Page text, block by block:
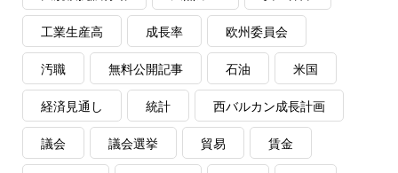
工業生産高 成長率 欧州委員会
汚職 無料公開記事 石油 米国
経済見通し 統計 西バルカン成長計画
議会 議会選挙 貿易 賃金